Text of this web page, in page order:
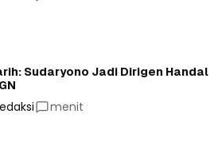
Sudaryono Jadi Dirigen Handal
menit